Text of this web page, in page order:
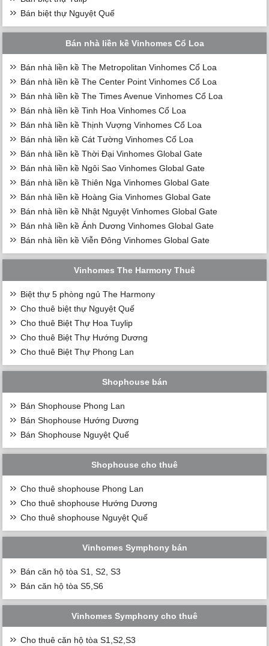
Bán biệt thự Nguyệt Quế
Bán nhà liền kề Vinhomes Cổ Loa
Bán nhà liền kề The Metropolitan Vinhomes Cổ Loa
Bán nhà liền kề The Center Point Vinhomes Cổ Loa
Bán nhà liền kề The Times Avenue Vinhomes Cổ Loa
Bán nhà liền kề Tinh Hoa Vinhomes Cổ Loa
Bán nhà liền kề Thịnh Vượng Vinhomes Cổ Loa
Bán nhà liền kề Cát Tường Vinhomes Cổ Loa
Bán nhà liền kề Thời Đại Vinhomes Global Gate
Bán nhà liền kề Ngôi Sao Vinhomes Global Gate
Bán nhà liền kề Thiên Nga Vinhomes Global Gate
Bán nhà liền kề Hoàng Gia Vinhomes Global Gate
Bán nhà liền kề Nhật Nguyệt Vinhomes Global Gate
Bán nhà liền kề Ánh Dương Vinhomes Global Gate
Bán nhà liền kề Viễn Đông Vinhomes Global Gate
Vinhomes The Harmony Thuê
Biệt thự 5 phòng ngủ The Harmony
Cho thuê biệt thự Nguyệt Quế
Cho thuê Biệt Thự Hoa Tuylip
Cho thuê Biệt Thự Hướng Dương
Cho thuê Biệt Thự Phong Lan
Shophouse bán
Bán Shophouse Phong Lan
Bán Shophouse Hướng Dương
Bán Shophouse Nguyệt Quế
Shophouse cho thuê
Cho thuê shophouse Phong Lan
Cho thuê shophouse Hướng Dương
Cho thuê shophouse Nguyệt Quế
Vinhomes Symphony bán
Bán căn hộ tòa S1, S2, S3
Bán căn hộ tòa S5,S6
Vinhomes Symphony cho thuê
Cho thuê căn hộ tòa S1,S2,S3